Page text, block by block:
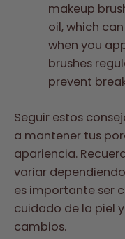
makeup
oil, which
when you
brushes
prevent
Seguir estos
a mantener tus
apariencia.
variar
es importante ser
cuidado de la piel
cambios.